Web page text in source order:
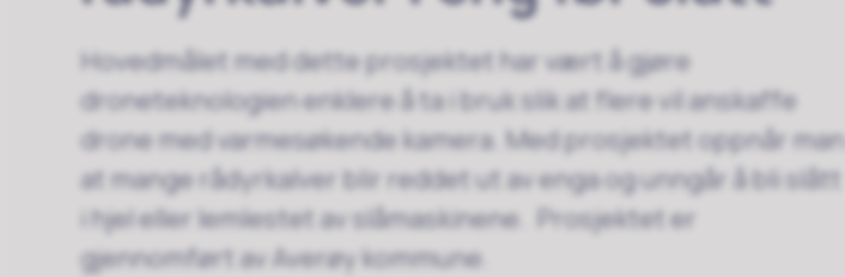
Hovedmålet med dette prosjektet har vært å gjøre
droneteknologien enklere å ta i bruk slik at flere vil anskaffe
drone med varmesøkende kamera. Med prosjektet oppnår man
at mange rådyrkalver blir reddet ut av enga og unngår å bli slått
i hjel eller lemlestet av slåmaskinene. Prosjektet er
gjennomført av Averøy kommune.